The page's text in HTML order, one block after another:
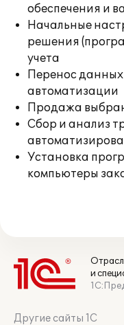
обеспечения и
Начальные
решения
учета
Перенос
автоматизации
Продажа
Сбор и анализ
Установка
компьютеры
и
Другие сайты 1С